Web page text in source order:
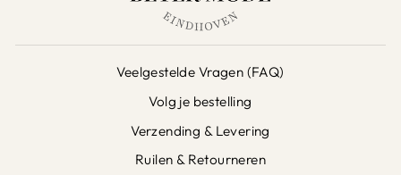
Veelgestelde Vragen (FAQ)
Volg je bestelling
Verzending & Levering
Ruilen & Retourneren